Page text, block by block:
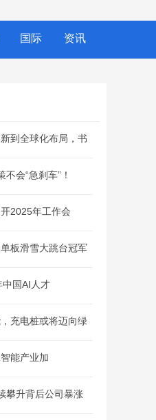
国际 资讯
到全球化布局，书
会“急刹车”！
2025年工作会
板滑雪大跳台冠军
国AI人才
充电桩或将迈向绿
能产业加
攀升背后公司暴涨